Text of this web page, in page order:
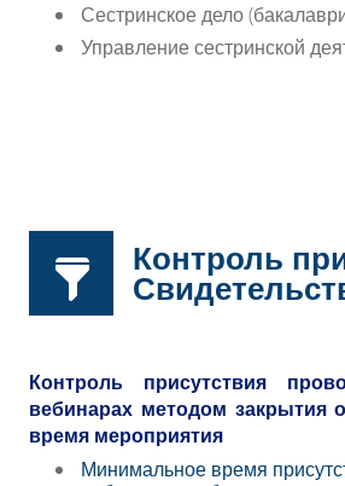
Сестринское дело
Управление сестринской
Контроль
Контроль присутствия
вебинарах методом закрытия
время мероприятия
Минимальное время